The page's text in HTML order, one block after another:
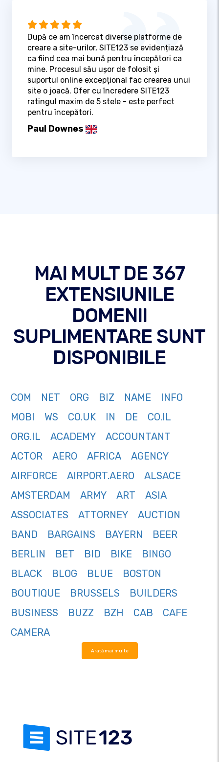
După ce am încercat diverse platforme de
creare a site-urilor, SITE123 se evidențiază
ca fiind cea mai bună pentru începători ca
mine. Procesul său ușor de folosit și
suportul online excepțional fac crearea unui
site o joacă. Ofer cu încredere SITE123
ratingul maxim de 5 stele - este perfect
pentru începători.
Paul Downes
MAI MULT DE 367
EXTENSIUNILE
DOMENII
SUPLIMENTARE SUNT
DISPONIBILE
COM NET ORG BIZ NAME
INFO
MOBI
WS CO.UK IN DE
CO.IL
ORG.IL
ACADEMY
ACCOUNTANT
ACTOR
AERO AFRICA
AGENCY
AIRFORCE
AIRPORT.AERO
ALSACE
AMSTERDAM
ARMY ART
ASIA
ASSOCIATES
ATTORNEY
AUCTION
BAND
BARGAINS BAYERN
BEER
BERLIN
BET BID BIKE
BINGO
BLACK
BLOG BLUE
BOSTON
BOUTIQUE
BRUSSELS
BUILDERS
BUSINESS
BUZZ BZH CAB
CAFE
CAMERA
Arată mai multe